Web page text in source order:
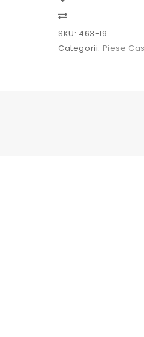
IH
,
,
Massey
SKU: 463-19
Categorii: Piese